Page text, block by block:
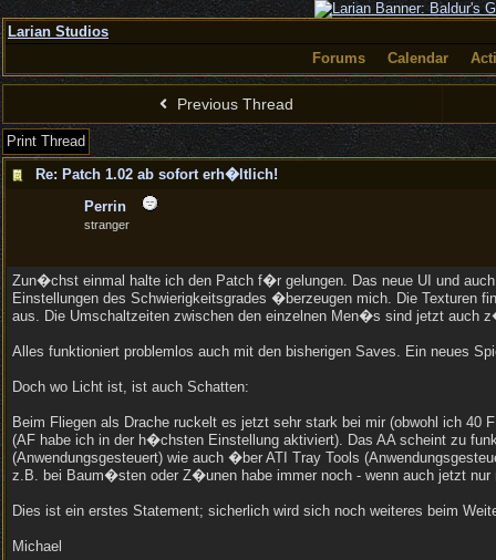
Larian Studios
Forums
Calendar
Previous Thread
Print Thread
Re: Patch 1.02 ab sofort erh�ltlich!
Perrin
stranger
Zun�chst einmal halte ich den Patch f�r gelungen. Das neue UI und
Einstellungen des Schwierigkeitsgrades �berzeugen mich. Die Texturen
aus. Die Umschaltzeiten zwischen den einzelnen Men�s sind jetzt auch
Alles funktioniert problemlos auch mit den bisherigen Saves. Ein neues
Doch wo Licht ist, ist auch Schatten:
Beim Fliegen als Drache ruckelt es jetzt sehr stark bei mir (obwohl ich
(AF habe ich in der h�chsten Einstellung aktiviert). Das AA scheint zu
(Anwendungsgesteuert) wie auch �ber ATI Tray Tools
z.B. bei Baum�sten oder Z�unen habe immer noch - wenn auch jetzt nur
Dies ist ein erstes Statement; sicherlich wird sich noch weiteres beim
Michael